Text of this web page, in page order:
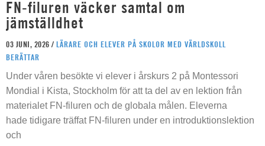
FN-filuren väcker samtal om
jämställdhet
03 JUNI, 2026 / LÄRARE OCH ELEVER PÅ SKOLOR MED VÄRLDSKOLL
BERÄTTAR
Under våren besökte vi elever i årskurs 2 på Montessori
Mondial i Kista, Stockholm för att ta del av en lektion från
materialet FN-filuren och de globala målen. Eleverna
hade tidigare träffat FN-filuren under en introduktionslektion
och